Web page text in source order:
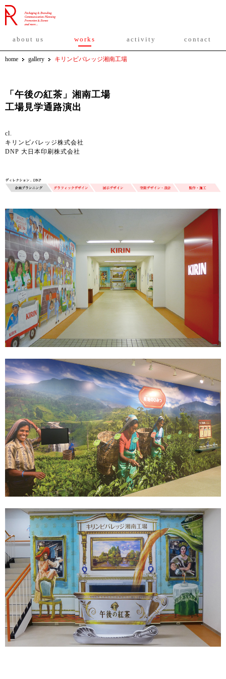
about us works activity contact
home gallery キリンビバレッジ湘南工場
「午後の紅茶」湘南工場
工場見学通路演出
cl.
キリンビバレッジ株式会社
DNP 大日本印刷株式会社